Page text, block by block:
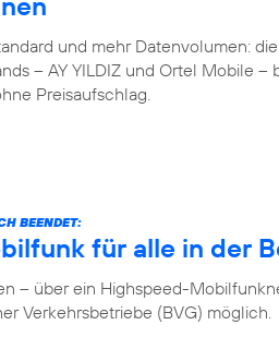
und mehr Datenvolumen:
– AY YILDIZ und Ortel Mobile
Preisaufschlag.
BEENDET:
für alle in der
– über ein Highspeed-
Verkehrsbetriebe (BVG) möglich.